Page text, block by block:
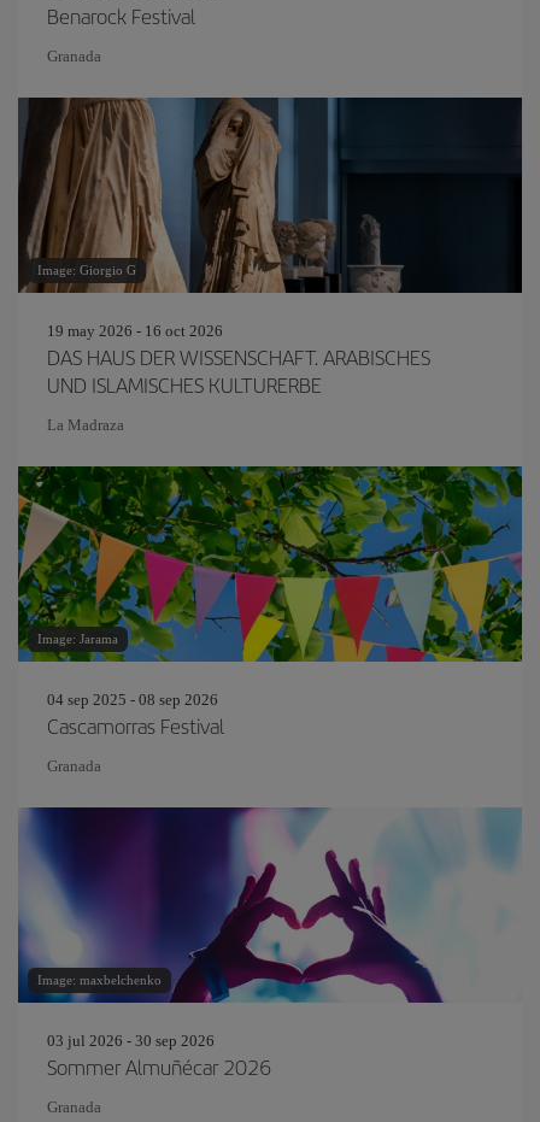
Benarock Festival
Granada
Image: Giorgio G
19 may 2026 - 16 oct 2026
DAS HAUS DER WISSENSCHAFT. ARABISCHES
UND ISLAMISCHES KULTURERBE
La Madraza
Image: Jarama
04 sep 2025 - 08 sep 2026
Cascamorras Festival
Granada
Image: maxbelchenko
03 jul 2026 - 30 sep 2026
Sommer Almuñécar 2026
Granada